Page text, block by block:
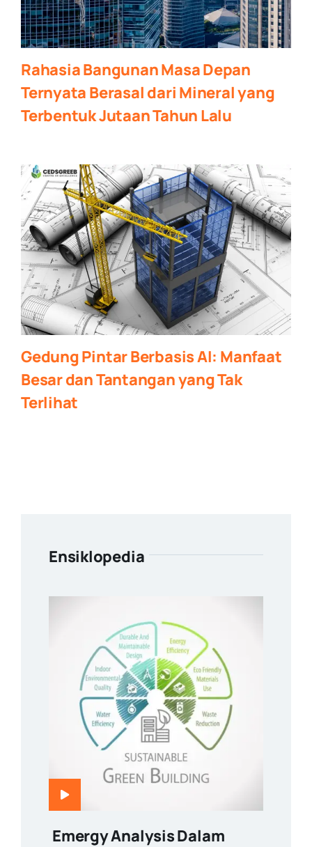
Rahasia Bangunan Masa Depan
Ternyata Berasal dari Mineral yang
Terbentuk Jutaan Tahun Lalu
Gedung Pintar Berbasis AI: Manfaat
Besar dan Tantangan yang Tak
Terlihat
Ensiklopedia
Emergy Analysis Dalam